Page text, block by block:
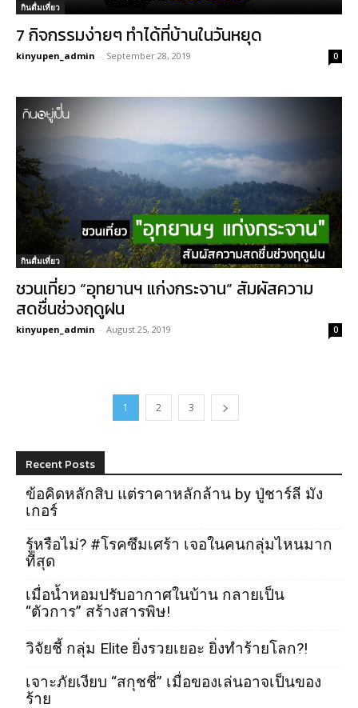
กินดื่มเที่ยว
7 กิจกรรมง่ายๆ ทำได้ที่บ้านในวันหยุด
kinyupen_admin - September 28, 2019 0
กินดื่มเที่ยว
ชวนเที่ยว “อุทยานฯ แก่งกระจาน” สัมผัสความ
สดชื่นช่วงฤดูฝน
kinyupen_admin - August 25, 2019 0
1 2 3
Recent Posts
ข้อคิดหลักสิบ แต่ราคาหลักล้าน by ปู่ชาร์ลี มัง
เกอร์
รู้หรือไม่? #โรคซึมเศร้า เจอในคนกลุ่มไหนมาก
ที่สุด
เมื่อน้ำหอมปรับอากาศในบ้าน กลายเป็น
“ตัวการ” สร้างสารพิษ!
วิจัยชี้ กลุ่ม Elite ยิ่งรวยเยอะ ยิ่งทำร้ายโลก?!
เจาะภัยเงียบ “สกุชชี่” เมื่อของเล่นอาจเป็นของ
ร้าย